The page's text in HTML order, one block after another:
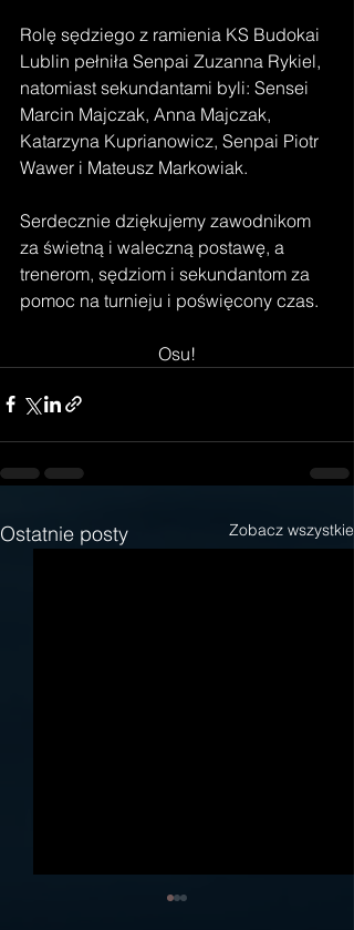
Rolę sędziego z ramienia KS Budokai
Lublin pełniła Senpai Zuzanna Rykiel,
natomiast sekundantami byli: Sensei
Marcin Majczak, Anna Majczak,
Katarzyna Kuprianowicz, Senpai Piotr
Wawer i Mateusz Markowiak.
Serdecznie dziękujemy zawodnikom
za świetną i waleczną postawę, a
trenerom, sędziom i sekundantom za
pomoc na turnieju i poświęcony czas.
Osu!
Ostatnie posty Zobacz wszystkie